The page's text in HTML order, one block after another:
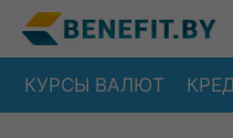
КУРСЫ ВАЛЮТ